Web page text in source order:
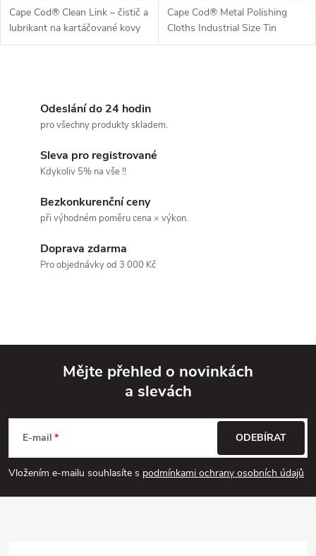
Cape Cod® Clean Link – čistič a
lubrikant na kartáčované kovy
Cape Cod® Metal Polishing
Cloths Industrial Size Tin
r
y
v
ý
Odeslání do 24 hodin
pro všechny produkty skladem.
Sleva pro registrované
Kdykoliv 5% na vše !!
Bezkonkurenční ceny
při výhodném poměru cena × výkon.
Doprava zdarma
Pro objednávky od 3 000 Kč
p
a
Mějte přehled o novinkách
a slevách
E-mail
Vložením e-mailu souhlasíte s podmínkami ochrany osobních údajů
ODEBÍRAT